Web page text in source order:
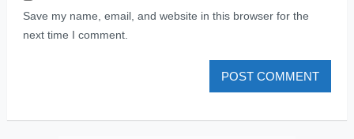
Save my name, email, and website in this browser for the
next time I comment.